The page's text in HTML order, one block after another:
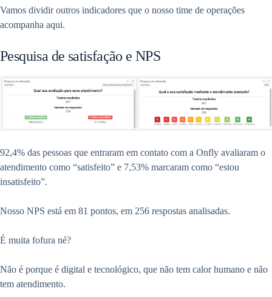
Vamos dividir outros indicadores que o nosso time de operações
acompanha aqui.
Pesquisa de satisfação e NPS
92,4% das pessoas que entraram em contato com a Onfly avaliaram o
atendimento como “satisfeito” e 7,53% marcaram como “estou
insatisfeito”.
Nosso NPS está em 81 pontos, em 256 respostas analisadas.
É muita fofura né?
Não é porque é digital e tecnológico, que não tem calor humano e não
tem atendimento.